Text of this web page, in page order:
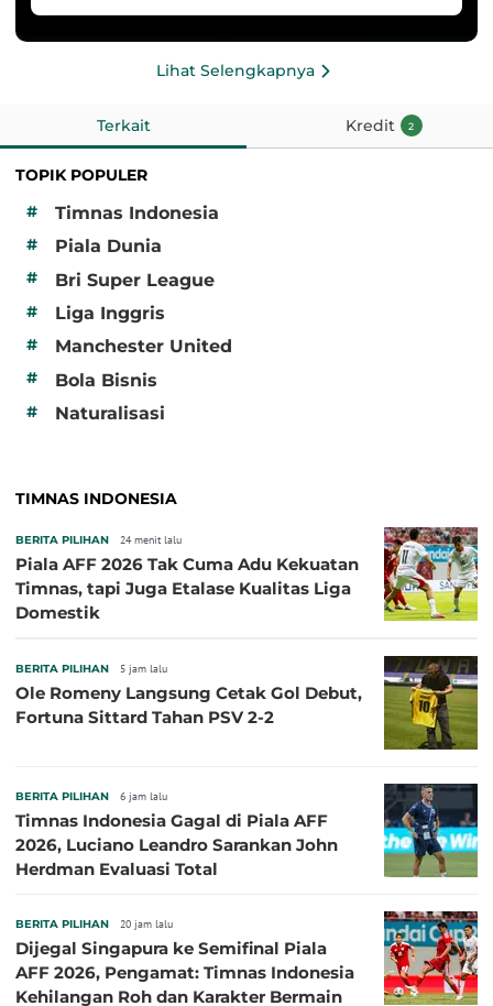
Lihat Selengkapnya
Terkait Kredit 2
TOPIK POPULER
#
Timnas Indonesia
# Piala Dunia
# Bri Super League
# Liga Inggris
# Manchester United
# Bola Bisnis
# Naturalisasi
TIMNAS INDONESIA
BERITA PILIHAN 24 menit lalu
Piala AFF 2026 Tak Cuma Adu Kekuatan
Timnas, tapi Juga Etalase Kualitas Liga
Domestik
BERITA PILIHAN 5 jam lalu
Ole Romeny Langsung Cetak Gol Debut,
Fortuna Sittard Tahan PSV 2-2
BERITA PILIHAN 6 jam lalu
Timnas Indonesia Gagal di Piala AFF
2026, Luciano Leandro Sarankan John
Herdman Evaluasi Total
BERITA PILIHAN 20 jam lalu
Dijegal Singapura ke Semifinal Piala
AFF 2026, Pengamat: Timnas Indonesia
Kehilangan Roh dan Karakter Bermain